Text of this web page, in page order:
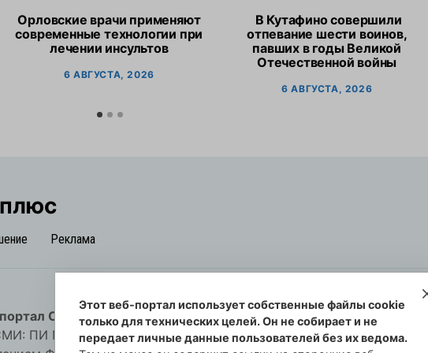
Орловские врачи применяют
современные технологии при
лечении инсультов
6 АВГУСТА, 2026
В Кутафино совершили
отпевание шести воинов,
павших в годы Великой
Отечественной войны
6 АВГУСТА, 2026
Реклама
Орловская cреда-плюс, 2021-2026
ПИ №57-00254 от 29 октября 2013 г.
Этот веб-портал использует собственные файлы cookie
только для технических целей. Он не собирает и не
передает личные данные пользователей без их ведома.